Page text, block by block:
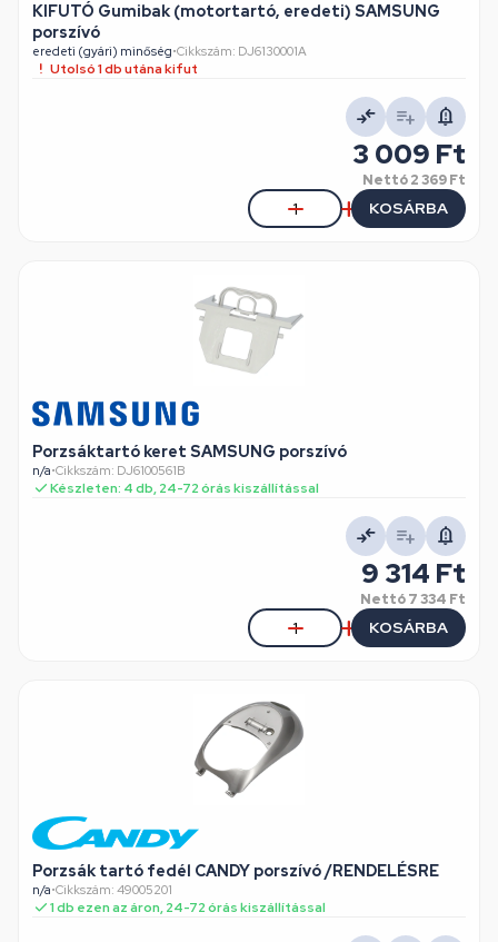
KIFUTÓ Gumibak (motortartó, eredeti) SAMSUNG
porszívó
eredeti (gyári) minőség•Cikkszám: DJ6130001A
Utolsó 1 db utána kifut
3 009 Ft
Nettó2 369 Ft
KOSÁRBA
Porzsáktartó keret SAMSUNG porszívó
n/a•Cikkszám: DJ6100561B
Készleten: 4 db, 24-72 órás kiszállítással
9 314 Ft
Nettó7 334 Ft
KOSÁRBA
Porzsák tartó fedél CANDY porszívó /RENDELÉSRE
n/a•Cikkszám: 49005201
1 db ezen az áron, 24-72 órás kiszállítással